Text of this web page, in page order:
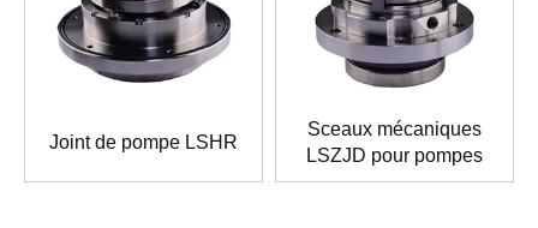
Joint de pompe LSHR
Sceaux mécaniques
LSZJD pour pompes